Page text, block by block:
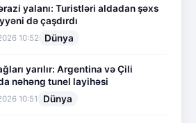
yalanı: Turistləri aldadan şəxs
də çaşdırdı
10:52 Dünya
yarılır: Argentina və Çili
nəhəng tunel layihəsi
10:51 Dünya